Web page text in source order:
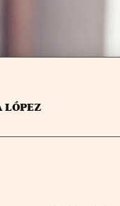
LÓPEZ
en TwitterRedes Sociales